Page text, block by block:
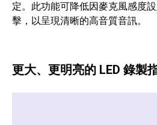
定。此功能可降低因麥克風感度
擊，以呈現清晰的高音質音訊。
更大、更明亮的 LED 錄製